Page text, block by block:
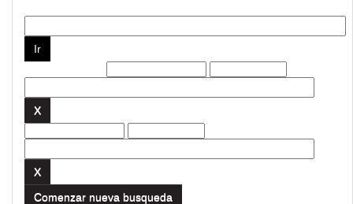
Comenzar nueva busqueda